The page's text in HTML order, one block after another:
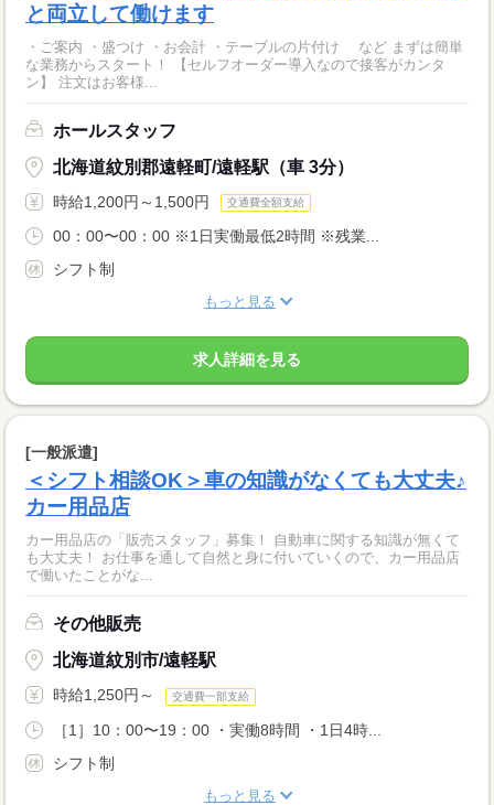
と両立して働けます
・ご案内 ・盛つけ ・お会計 ・テーブルの片付け など まずは簡単
な業務からスタート！ 【セルフオーダー導入なので接客がカンタ
ン】 注文はお客様...
ホールスタッフ
北海道紋別郡遠軽町/遠軽駅（車 3分）
時給1,200円～1,500円 交通費全額支給
00：00〜00：00 ※1日実働最低2時間 ※残業...
シフト制
もっと見る
求人詳細を見る
[一般派遣]
＜シフト相談OK＞車の知識がなくても大丈夫♪
カー用品店
カー用品店の「販売スタッフ」募集！ 自動車に関する知識が無くて
も大丈夫！ お仕事を通して自然と身に付いていくので、カー用品店
で働いたことがな...
その他販売
北海道紋別市/遠軽駅
時給1,250円～ 交通費一部支給
［1］10：00〜19：00 ・実働8時間 ・1日4時...
シフト制
もっと見る